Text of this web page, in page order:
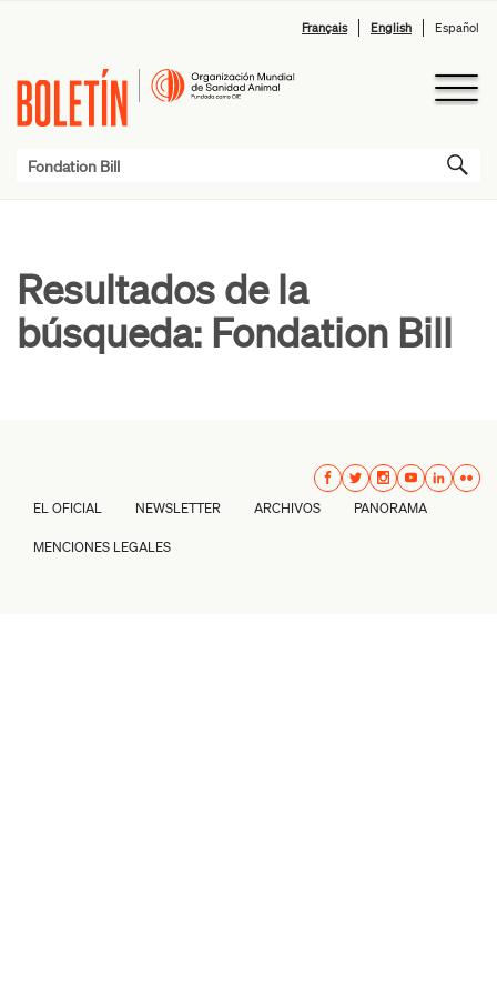
Français English Español
Resultados de la
búsqueda: Fondation Bill
EL OFICIAL NEWSLETTER ARCHIVOS PANORAMA
MENCIONES LEGALES